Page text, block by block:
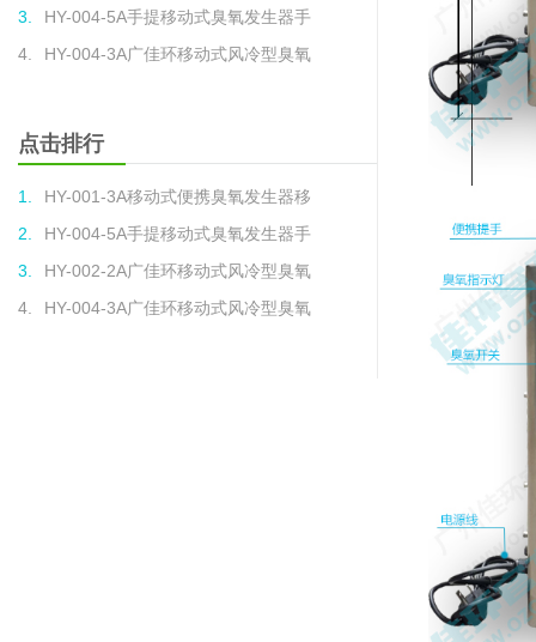
3.
HY-004-5A手提移动式臭氧发生器手
4.
HY-004-3A广佳环移动式风冷型臭氧
点击排行
1.
HY-001-3A移动式便携臭氧发生器移
2.
HY-004-5A手提移动式臭氧发生器手
3.
HY-002-2A广佳环移动式风冷型臭氧
4.
HY-004-3A广佳环移动式风冷型臭氧